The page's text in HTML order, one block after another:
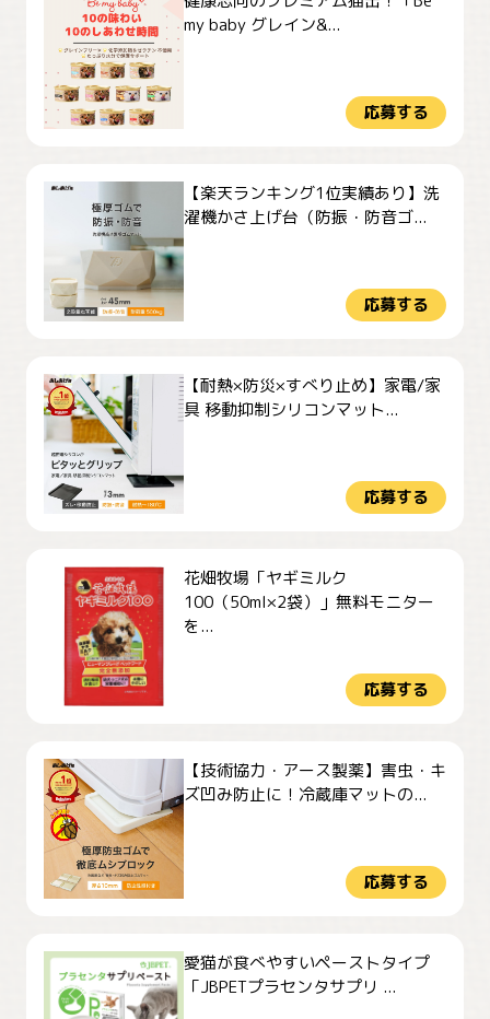
my baby グレイン&...
応募する
【楽天ランキング1位実績あり】洗
濯機かさ上げ台（防振・防音ゴ...
応募する
【耐熱×防災×すべり止め】家電/家
具 移動抑制シリコンマット...
応募する
花畑牧場「ヤギミルク
100（50ml×2袋）」無料モニター
を...
応募する
【技術協力・アース製薬】害虫・キ
ズ凹み防止に！冷蔵庫マットの...
応募する
愛猫が食べやすいペーストタイプ
「JBPETプラセンタサプリ ...